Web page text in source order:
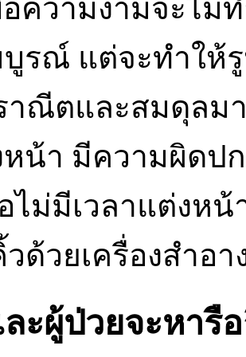
อความงามจะไ
บูรณ์ แต่จะทำให้
าณีตและสมดุลม
น้า มีความผิดป
ไม่มีเวลาแต่งห
ด้วยเครื่องสำอา
ะผู้ป่วยจะหารื